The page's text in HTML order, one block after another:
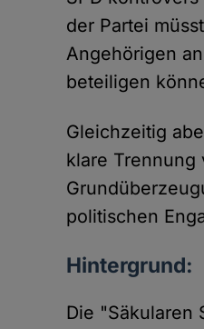
der Partei
Angehörigen
beteiligen
Gleichzeitig
klare Tren­nung
politischen
Hintergrund:
Die "Säkularen